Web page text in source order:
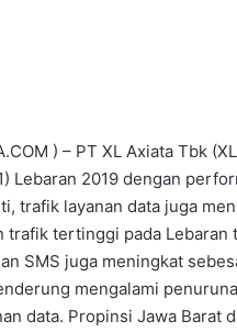
) – PT XL Axiata Tbk
Lebaran 2019 dengan
trafik layanan data juga
trafik tertinggi pada
SMS juga meningkat
mengalami
data. Propinsi Jawa Barat